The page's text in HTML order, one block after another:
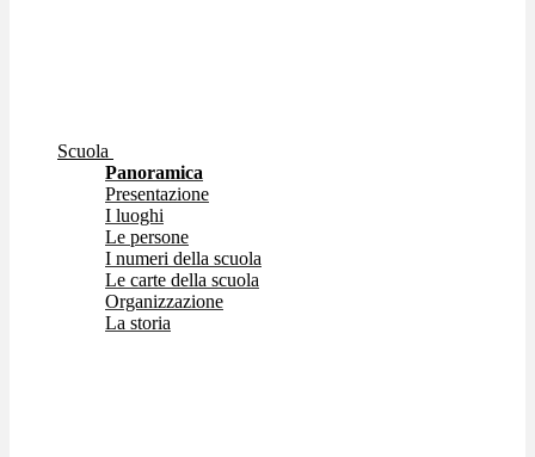
Scuola
Panoramica
Presentazione
I luoghi
Le persone
I numeri della scuola
Le carte della scuola
Organizzazione
La storia